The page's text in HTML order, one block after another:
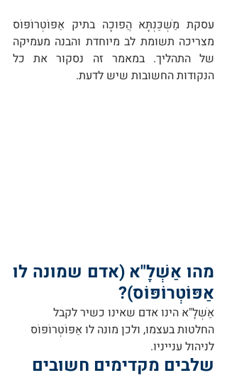
הנקודות החשובות שיש לדעת.
אַפּוֹטְרוֹפּוֹס)?
אַשְׁלָ"א הינו אדם שאינו כשיר לקבל
החלטות בעצמו, ולכן מונה לו אַפּוֹטְרוֹפּוֹס
לניהול ענייניו.
שלבים מקדימים חשובים